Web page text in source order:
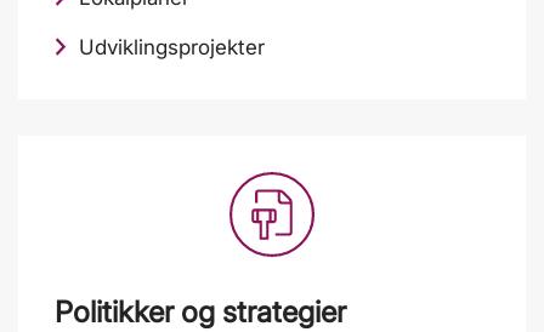
Udviklingsprojekter
Politikker og strategier